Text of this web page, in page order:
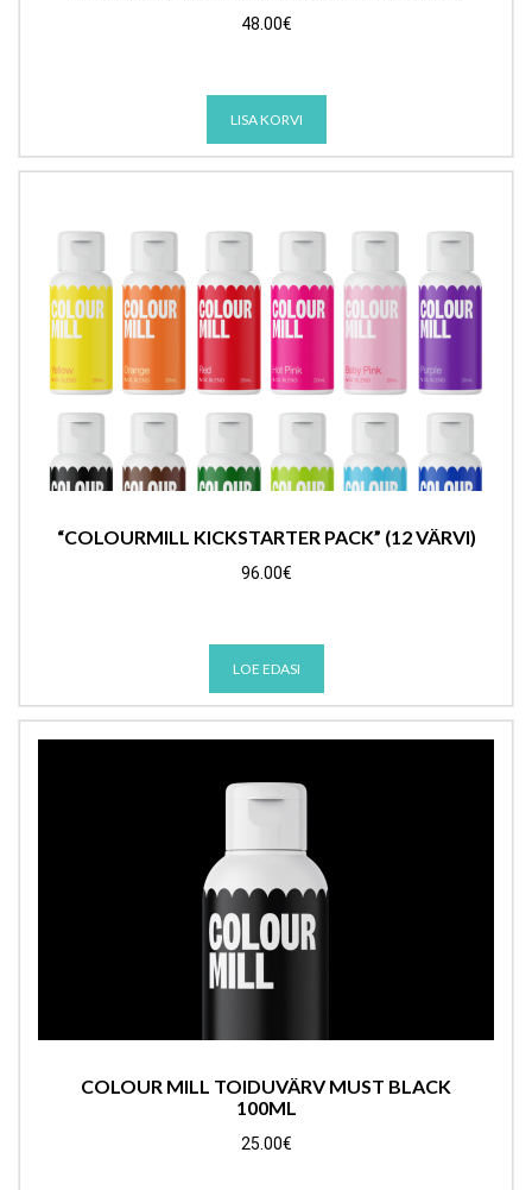
48.00€
LISA KORVI
“COLOURMILL KICKSTARTER PACK” (12 VÄRVI)
96.00€
LOE EDASI
COLOUR MILL TOIDUVÄRV MUST BLACK
100ML
25.00€